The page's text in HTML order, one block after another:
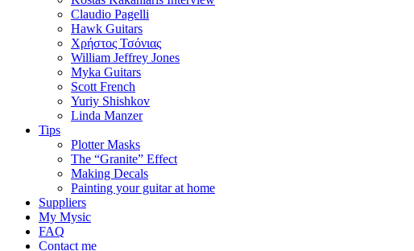
Claudio Pagelli
Hawk Guitars
Χρήστος Τσόνιας
William Jeffrey Jones
Myka Guitars
Scott French
Yuriy Shishkov
Linda Manzer
Tips
Plotter Masks
The “Granite” Effect
Making Decals
Painting your guitar at home
Suppliers
My Mysic
FAQ
Contact me